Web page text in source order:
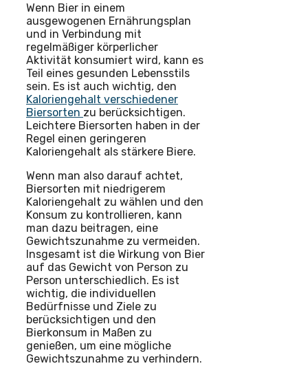
Wenn Bier in einem
ausgewogenen Ernährungsplan
und in Verbindung mit
regelmäßiger körperlicher
Aktivität konsumiert wird, kann es
Teil eines gesunden Lebensstils
sein. Es ist auch wichtig, den
Kaloriengehalt verschiedener
Biersorten zu berücksichtigen.
Leichtere Biersorten haben in der
Regel einen geringeren
Kaloriengehalt als stärkere Biere.
Wenn man also darauf achtet,
Biersorten mit niedrigerem
Kaloriengehalt zu wählen und den
Konsum zu kontrollieren, kann
man dazu beitragen, eine
Gewichtszunahme zu vermeiden.
Insgesamt ist die Wirkung von Bier
auf das Gewicht von Person zu
Person unterschiedlich. Es ist
wichtig, die individuellen
Bedürfnisse und Ziele zu
berücksichtigen und den
Bierkonsum in Maßen zu
genießen, um eine mögliche
Gewichtszunahme zu verhindern.